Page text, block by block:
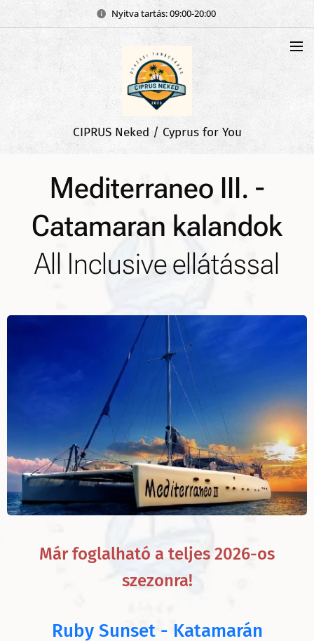
Nyitva tartás: 09:00-20:00
CIPRUS Neked / Cyprus for You
Mediterraneo III. -
Catamaran kalandok
All Inclusive ellátással
Már foglalható a teljes 2026-os
szezonra!
Ruby Sunset - Katamarán